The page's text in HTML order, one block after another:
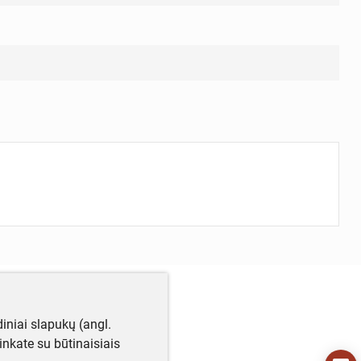
slapukų (angl.
su būtinaisiais